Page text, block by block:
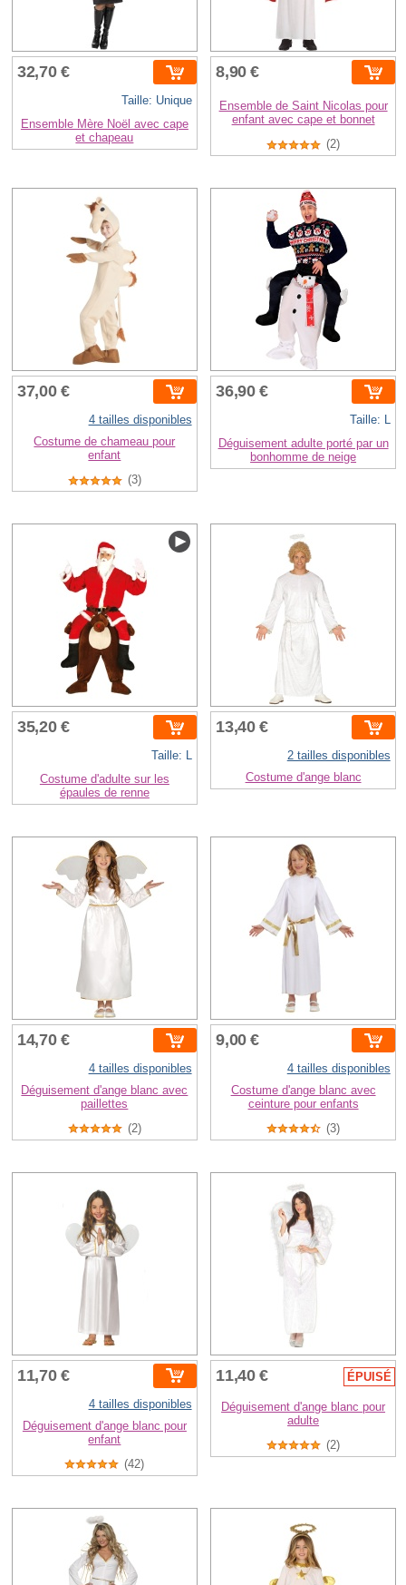
32,70 €
Taille: Unique
Ensemble Mère Noël avec cape
et chapeau
8,90 €
Ensemble de Saint Nicolas pour
enfant avec cape et bonnet
(2)
37,00 €
4 tailles disponibles
Costume de chameau pour
enfant
(3)
36,90 €
Taille: L
Déguisement adulte porté par un
bonhomme de neige
35,20 €
Taille: L
Costume d'adulte sur les
épaules de renne
13,40 €
2 tailles disponibles
Costume d'ange blanc
14,70 €
4 tailles disponibles
Déguisement d'ange blanc avec
paillettes
(2)
9,00 €
4 tailles disponibles
Costume d'ange blanc avec
ceinture pour enfants
(3)
11,70 €
4 tailles disponibles
Déguisement d'ange blanc pour
enfant
(42)
11,40 € ÉPUISÉ
Déguisement d'ange blanc pour
adulte
(2)